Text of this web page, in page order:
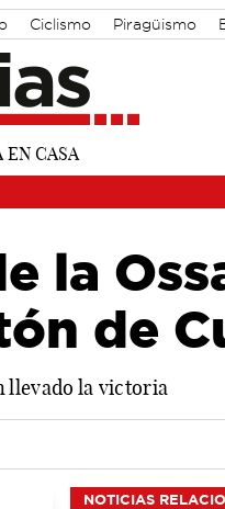
Ciclismo Piragüismo
la
de
llevado la victoria
NOTICIAS